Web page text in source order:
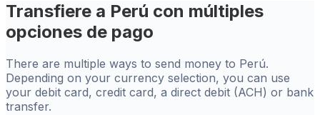
Transfiere a Perú con múltiples
opciones de pago
There are multiple ways to send money to Perú.
Depending on your currency selection, you can use
your debit card, credit card, a direct debit (ACH) or bank
transfer.